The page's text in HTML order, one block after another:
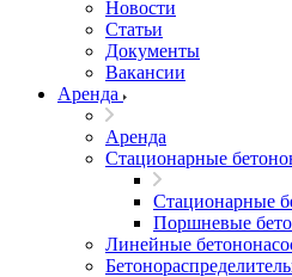
Новости
Статьи
Документы
Вакансии
Аренда
Аренда
Стационарные
Стационарные
Поршневые
Линейные